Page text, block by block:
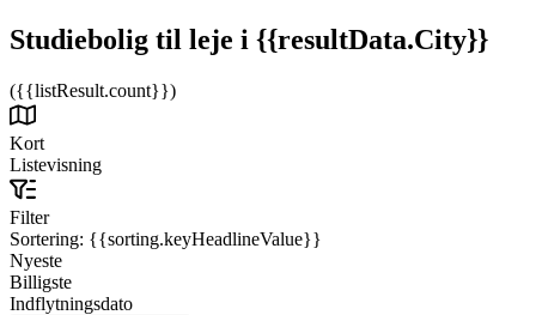
Studiebolig til leje i {{resultData.City}}
({{listResult.count}})
Kort
Listevisning
Filter
Sortering: {{sorting.keyHeadlineValue}}
Nyeste
Billigste
Indflytningsdato